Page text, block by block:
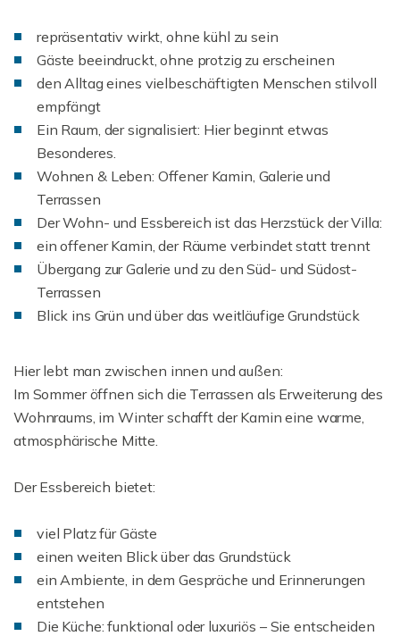
repräsentativ wirkt, ohne kühl zu sein
Gäste beeindruckt, ohne protzig zu erscheinen
den Alltag eines vielbeschäftigten Menschen stilvoll
empfängt
Ein Raum, der signalisiert: Hier beginnt etwas
Besonderes.
Wohnen & Leben: Offener Kamin, Galerie und
Terrassen
Der Wohn- und Essbereich ist das Herzstück der Villa:
ein offener Kamin, der Räume verbindet statt trennt
Übergang zur Galerie und zu den Süd- und Südost-
Terrassen
Blick ins Grün und über das weitläufige Grundstück
Hier lebt man zwischen innen und außen:
Im Sommer öffnen sich die Terrassen als Erweiterung des
Wohnraums, im Winter schafft der Kamin eine warme,
atmosphärische Mitte.
Der Essbereich bietet:
viel Platz für Gäste
einen weiten Blick über das Grundstück
ein Ambiente, in dem Gespräche und Erinnerungen
entstehen
Die Küche: funktional oder luxuriös – Sie entscheiden